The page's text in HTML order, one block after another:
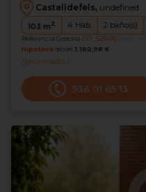
Castelldefels, undefined
103 m2 4 Hab. 2 baño(s)
Referencia Grocasa G17_526416
Hipoteca desde 1.160,98 €
Interesados0
936 01 65 13